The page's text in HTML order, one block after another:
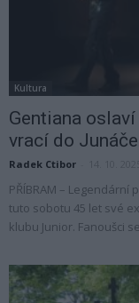
Kultura
Gentiana
vrací do
Radek Ctibor
PŘÍBRAM –
tuto sobotu 45 let své
klubu Junior. Fanoušci